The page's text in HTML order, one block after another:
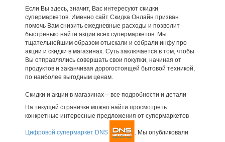
Если Вы здесь, значит, Вас интересуют скидки
супермаркетов. Именно сайт Скидка Онлайн призван
помочь Вам снизить ежедневные расходы и позволит
быстренько найти акции всех супермаркетов. Мы
тщательнейшим образом отыскали и собрали инфу про
акции и скидки в магазинах. Суть заключается в том, чтобы
Вы отправлялись совершать свои покупки, начиная от
продуктов и заканчивая дорогостоящей бытовой техникой,
по наиболее выгодным ценам.
Скидки и акции в магазинах – все подробности и детали
На текущей страничке можно найти просмотреть
конкретные интересные предложения от супермаркетов
Цифровой супермаркет DNS . Мы опубликовали